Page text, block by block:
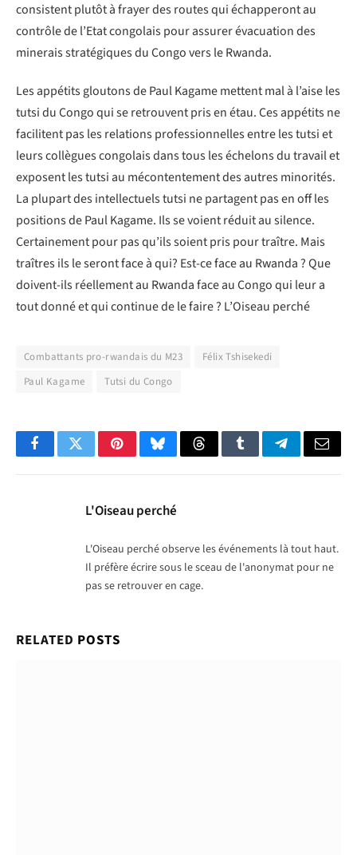
consistent plutôt à frayer des routes qui échapperont au
contrôle de l’Etat congolais pour assurer évacuation des
minerais stratégiques du Congo vers le Rwanda.
Les appétits gloutons de Paul Kagame mettent mal à l’aise les
tutsi du Congo qui se retrouvent pris en étau. Ces appétits ne
facilitent pas les relations professionnelles entre les tutsi et
leurs collègues congolais dans tous les échelons du travail et
exposent les tutsi au mécontentement des autres minorités.
La plupart des intellectuels tutsi ne partagent pas en off les
positions de Paul Kagame. Ils se voient réduit au silence.
Certainement pour pas qu’ils soient pris pour traître. Mais
traîtres ils le seront face à qui? Est-ce face au Rwanda ? Que
doivent-ils réellement au Rwanda face au Congo qui leur a
tout donné et qui continue de le faire ? L’Oiseau perché
Combattants pro-rwandais du M23
Félix Tshisekedi
Paul Kagame
Tutsi du Congo
FacebookTwitterPinterestBlueskyThreadsTumblrTelegramEmail
L'Oiseau perché
L'Oiseau perché observe les événements là tout haut.
Il préfère écrire sous le sceau de l'anonymat pour ne
pas se retrouver en cage.
RELATED POSTS